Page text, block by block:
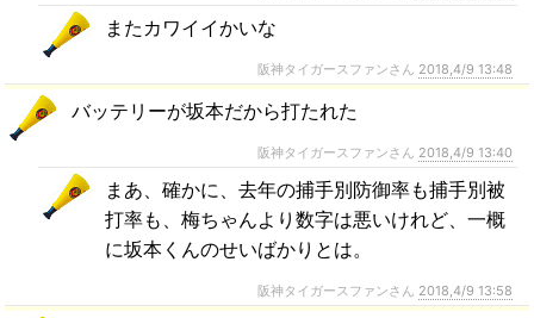
またカワイイかいな
阪神タイガースファンさん 2018,4/9 13:48
バッテリーが坂本だから打たれた
阪神タイガースファンさん 2018,4/9 13:40
まあ、確かに、去年の捕手別防御率も捕手別被
打率も、梅ちゃんより数字は悪いけれど、一概
に坂本くんのせいばかりとは。
阪神タイガースファンさん 2018,4/9 13:58